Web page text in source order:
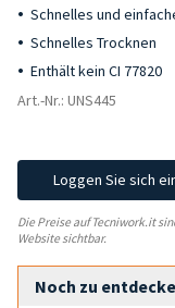
Schnelles und
Schnelles Trocknen
Enthält kein CI 77820
Art.-Nr.: UNS445
Loggen Sie sich
Die Preise auf Tecniwork.it
Website sichtbar.
Noch zu